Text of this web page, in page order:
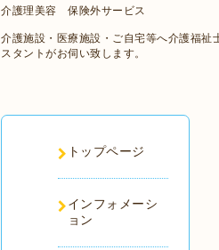
介護理美容 保険外サービス
介護施設・医療施設・ご自宅等へ介護福祉
スタントがお伺い致します。
トップページ
インフォメーシ
ョン